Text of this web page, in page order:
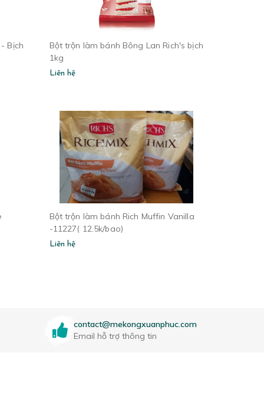
Bịch
Bột trộn làm bánh Bông Lan Rich's bịch
1kg
Liên hệ
Bột trộn làm bánh Rich Muffin Vanilla
-11227( 12.5k/bao)
Liên hệ
contact@mekongxuanphuc.com
Email hỗ trợ thông tin